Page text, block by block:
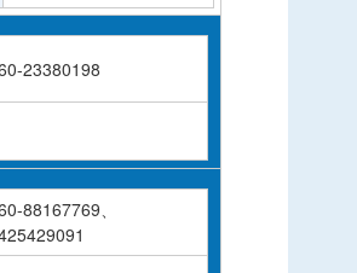
23380198
88167769、